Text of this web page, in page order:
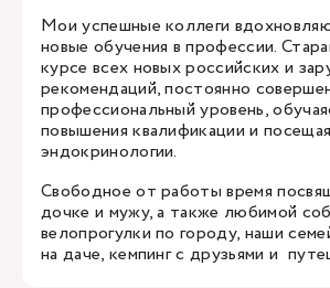
Мои успешные коллеги
новые обучения в профессии.
курсе всех новых российских и
рекомендаций, постоянно
профессиональный уровень,
повышения квалификации и
эндокринологии.
Свободное от работы время
дочке и мужу, а также любимой
велопрогулки по городу, наши
на даче, кемпинг с друзьями и